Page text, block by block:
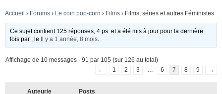
Accueil › Forums › Le coin pop-corn › Films › Films, séries et autres Féministes
Ce sujet contient 125 réponses, 4 ps. et a été mis à jour pour la dernière
fois par
, le Il y a 1 année, 8 mois
Affichage de 10 messages - 91 par 105 (sur 126 au total)
←
1 2 3 6 7 8 9 →
Auteur/e Posts